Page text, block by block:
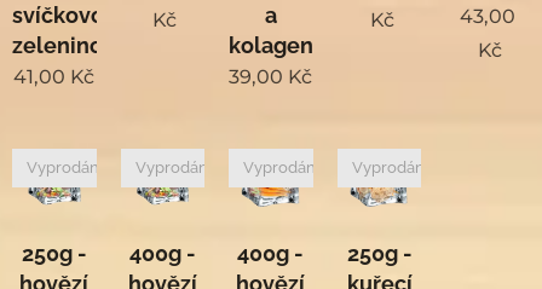
svíčkovou
zeleninou
41,00 Kč
Kč
a
kolagenem
39,00 Kč
Kč
43,00
Kč
250g -
hovězí
Vyprodáno
400g -
hovězí
Vyprodáno
400g -
hovězí
Vyprodáno
250g -
kuřecí
Vyprodáno